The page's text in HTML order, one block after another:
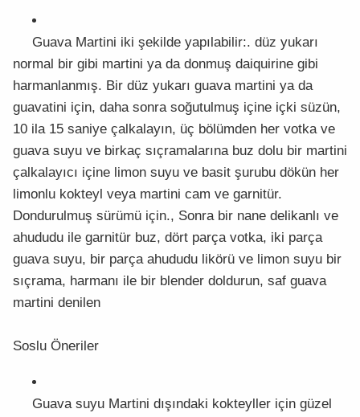
Guava Martini iki şekilde yapılabilir:. düz yukarı
normal bir gibi martini ya da donmuş daiquirine gibi
harmanlanmış. Bir düz yukarı guava martini ya da
guavatini için, daha sonra soğutulmuş içine içki süzün,
10 ila 15 saniye çalkalayın, üç bölümden her votka ve
guava suyu ve birkaç sıçramalarına buz dolu bir martini
çalkalayıcı içine limon suyu ve basit şurubu dökün her
limonlu kokteyl veya martini cam ve garnitür.
Dondurulmuş sürümü için., Sonra bir nane delikanlı ve
ahududu ile garnitür buz, dört parça votka, iki parça
guava suyu, bir parça ahududu likörü ve limon suyu bir
sıçrama, harmanı ile bir blender doldurun, saf guava
martini denilen
Soslu Öneriler
Guava suyu Martini dışındaki kokteyller için güzel